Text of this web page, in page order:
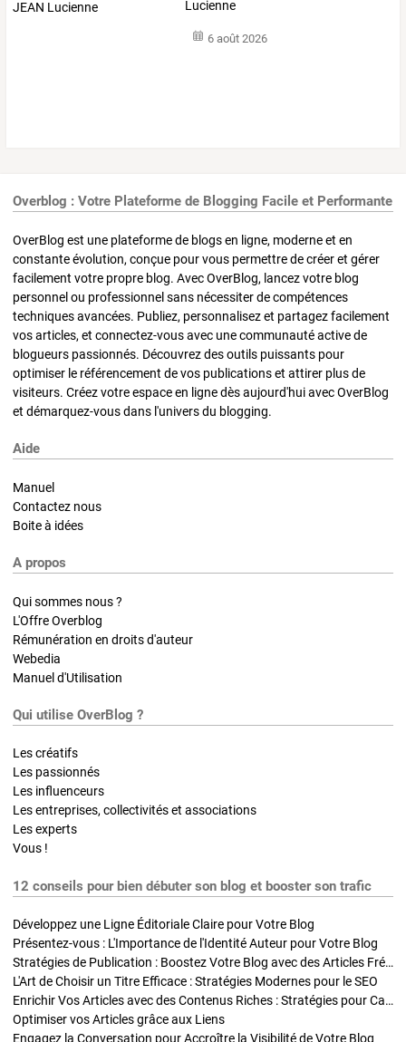
Lucienne
6 août 2026
Overblog : Votre Plateforme de Blogging Facile et Performante
OverBlog est une plateforme de blogs en ligne, moderne et en
constante évolution, conçue pour vous permettre de créer et gérer
facilement votre propre blog. Avec OverBlog, lancez votre blog
personnel ou professionnel sans nécessiter de compétences
techniques avancées. Publiez, personnalisez et partagez facilement
vos articles, et connectez-vous avec une communauté active de
blogueurs passionnés. Découvrez des outils puissants pour
optimiser le référencement de vos publications et attirer plus de
visiteurs. Créez votre espace en ligne dès aujourd'hui avec OverBlog
et démarquez-vous dans l'univers du blogging.
Aide
Manuel
Contactez nous
Boite à idées
A propos
Qui sommes nous ?
L'Offre Overblog
Rémunération en droits d'auteur
Webedia
Manuel d'Utilisation
Qui utilise OverBlog ?
Les créatifs
Les passionnés
Les influenceurs
Les entreprises, collectivités et associations
Les experts
Vous !
12 conseils pour bien débuter son blog et booster son trafic
Développez une Ligne Éditoriale Claire pour Votre Blog
Présentez-vous : L'Importance de l'Identité Auteur pour Votre Blog
Stratégies de Publication : Boostez Votre Blog avec des Articles Fréquents et Exclusifs
L'Art de Choisir un Titre Efficace : Stratégies Modernes pour le SEO
Enrichir Vos Articles avec des Contenus Riches : Stratégies pour Captiver et Optimiser
Optimiser vos Articles grâce aux Liens
Engagez la Conversation pour Accroître la Visibilité de Votre Blog